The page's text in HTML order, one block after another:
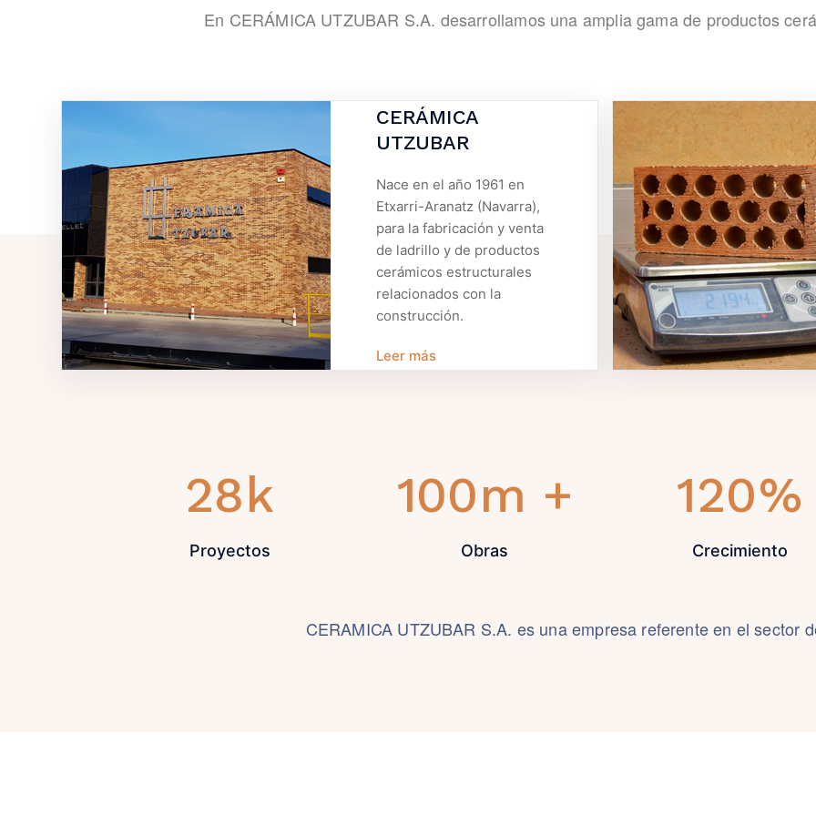
En CERÁMICA UTZUBAR S.A. desarrollamos una amplia gama de productos
CERÁMICA
UTZUBAR
Nace en el año 1961 en
Etxarri-Aranatz (Navarra),
para la fabricación y venta
de ladrillo y de productos
cerámicos estructurales
relacionados con la
construcción.
Leer más
28k
Proyectos
100m +
Obras
120%
Crecimiento
CERAMICA UTZUBAR S.A. es una empresa referente en el sector